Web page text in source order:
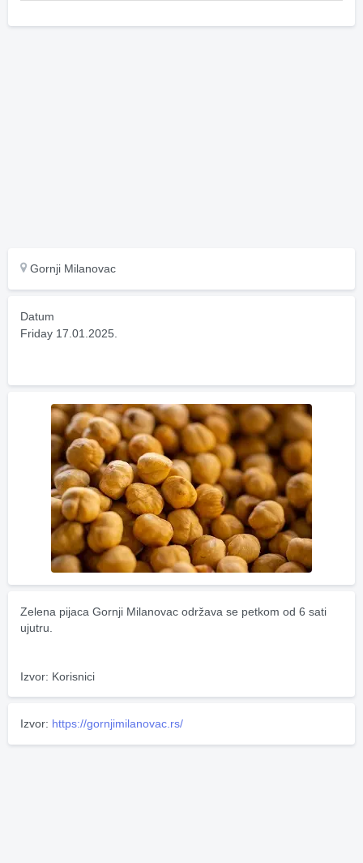
Gornji Milanovac
Datum
Friday 17.01.2025.
Zelena pijaca Gornji Milanovac održava se petkom od 6 sati
ujutru.
Izvor: Korisnici
Izvor: https://gornjimilanovac.rs/